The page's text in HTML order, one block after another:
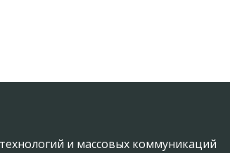
и массовых коммуникаций